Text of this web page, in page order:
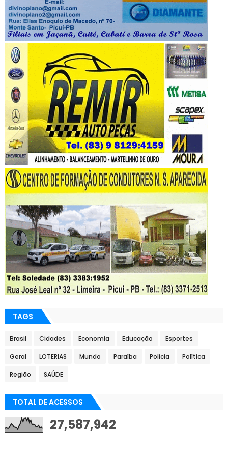
TAGS
Brasil Cidades Economia Educação Esportes
Geral LOTERIAS Mundo Paraíba Polícia Política
Região SAÚDE
TOTAL DE ACESSOS
27,587,942